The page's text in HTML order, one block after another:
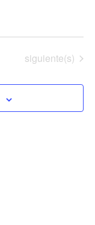
Eventos
siguiente(s)